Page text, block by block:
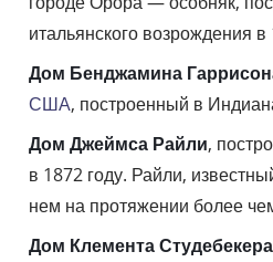
итальянского возрождения в
Дом Бенджамина
США, построенный в
Дом Джеймса Райли,
в 1872 году. Райли,
нем на протяжении более
Дом Клемента Студебекера